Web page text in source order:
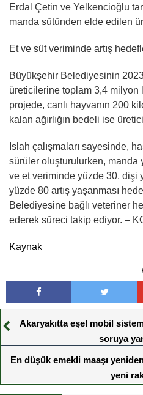
Erdal Çetin ve Yelkencioğlu
manda sütünden elde edilen
Et ve süt veriminde artış
Büyükşehir Belediyesinin
üreticilerine toplam 3,4 milyon
projede, canlı hayvanın 200
kalan ağırlığın bedeli ise
Islah çalışmaları sayesinde,
sürüler oluşturulurken, manda
ve et veriminde yüzde 30, dişi
yüzde 80 artış yaşanması
Belediyesine bağlı veteriner
ederek süreci takip ediyor. –
Kaynak
Akaryakıtta eşel mobil
soruya
En düşük emekli maaşı
yeni